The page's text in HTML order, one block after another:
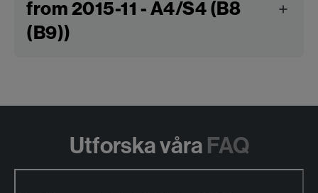
from 2015-11 - A4/S4 (B8
(B9))
Utforska våra FAQ